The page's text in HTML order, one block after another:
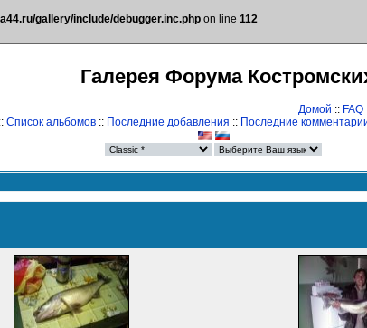
gallery/include/debugger.inc.php on line 112
Галерея Форума
Домой :: FAQ
Список альбомов:: Последние добавления :: Последние